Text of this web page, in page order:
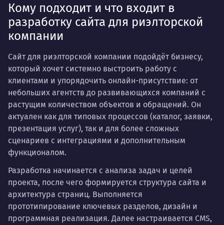
Кому подходит и что входит в
разработку сайта для риэлторской
компании
Сайт для риэлторской компании подойдёт бизнесу,
который хочет системно выстроить работу с
клиентами и упорядочить онлайн-присутствие: от
небольших агентств до развивающихся компаний с
растущим количеством объектов и обращений. Он
актуален как для типовых процессов (каталог, заявки,
презентация услуг), так и для более сложных
сценариев с интеграциями и дополнительным
функционалом.
Разработка начинается с анализа задач и целей
проекта, после чего формируется структура сайта и
архитектура страниц. Выполняется
прототипирование ключевых разделов, дизайн и
программная реализация. Далее настраивается CMS,